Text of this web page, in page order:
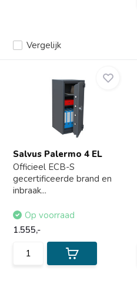
Vergelijk
Salvus Palermo 4 EL
Officieel ECB-S
gecertificeerde brand en
inbraak...
Op voorraad
1.555,-